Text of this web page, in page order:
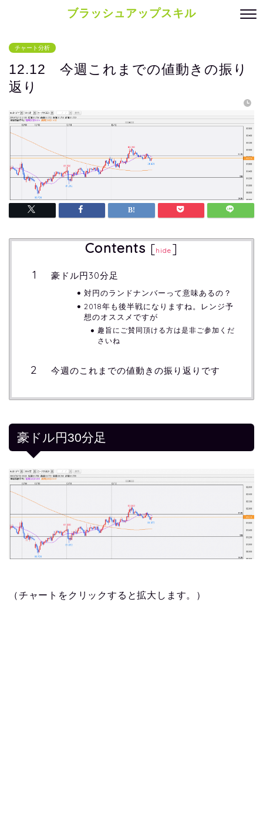
ブラッシュアップスキル
チャート分析
12.12 今週これまでの値動きの振り
返り
Contents [hide ]
豪ドル円30分足
対円のランドナンバーって意味あるの？
2018年も後半戦になりますね。レンジ予
想のオススメですが
趣旨にご賛同頂ける方は是非ご参加くだ
さいね
今週のこれまでの値動きの振り返りです
豪ドル円30分足
（チャートをクリックすると拡大します。）